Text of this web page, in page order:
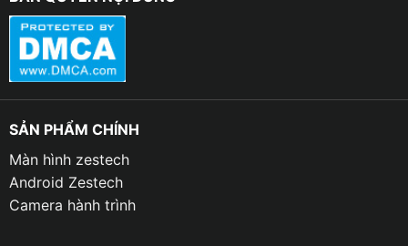
còn giúp bạn dễ dàng phát hiện các chướng ngại vật
xung quanh xe của bạn, từ đó bạn có thể chủ động
hơn trong việc né tránh và lái xe an toàn hơn.
SẢN PHẨM CHÍNH
Màn hình zestech
Android Zestech
Camera hành trình